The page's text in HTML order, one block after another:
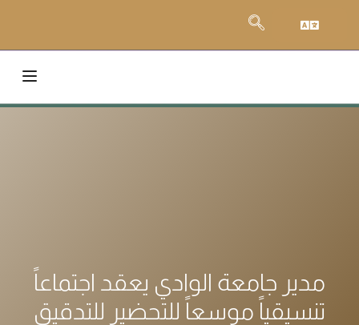
مدير جامعة الوادي يعقد اجتماعاً
تنسيقياً موسعاً للتحضير للتدقيق